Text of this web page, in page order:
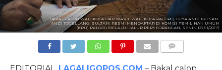
BAKAL CALON WALI KOTA DAN WAKIL WALI KOTA PALOPO, BUYA ANDI IKHSAN-
ANDI TOGELLANGI SULTANI RESMI MENDAFTAR DI KOMISI PEMILIHAN UMUM
(KPU) PALOPO MELALUI JALUR PERSEORANGAN, SENIN (27/11/2017)